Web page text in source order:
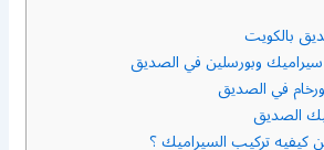
بالكويت
وبورسلين في الصديق
في الصديق
الصديق
كيفيه تركيب السيراميك ؟